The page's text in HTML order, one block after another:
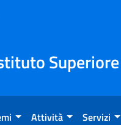
Attività Servizi